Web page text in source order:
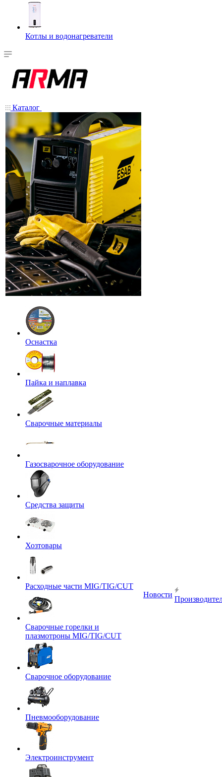
Котлы и водонагреватели
Каталог
Оснастка
Пайка и наплавка
Сварочные материалы
Газосварочное оборудование
Средства защиты
Хозтовары
Расходные части MIG/TIG/CUT
Сварочные горелки и
плазмотроны MIG/TIG/CUT
Сварочное оборудование
Пневмооборудование
Электроинструмент
Новости